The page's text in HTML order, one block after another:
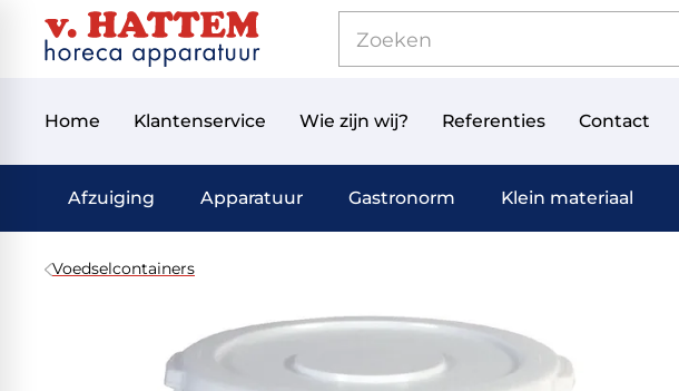
Home Klantenservice Wie zijn wij? Referenties Contact
Afzuiging Apparatuur Gastronorm Klein materiaal
Voedselcontainers